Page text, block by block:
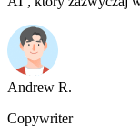
Andrew R.
Copywriter